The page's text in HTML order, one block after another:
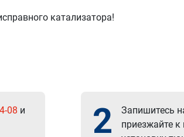
катализатора!
08 и
2
Запишитесь
приезжайте к